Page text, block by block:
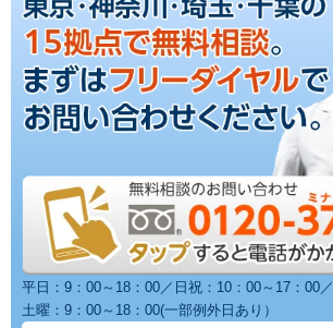
平日：9：00～18：00／日祝：10：00～17：00／
土曜：9：00～18：00(一部例外日あり）